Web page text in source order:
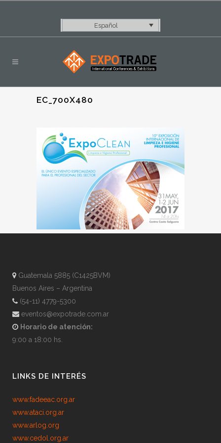
Español
EC_700X480
Guatemala 5885 (C1425BVM)
Buenos Aires – Argentina
(54-11) 4779-5300
eventos@expotrade.com.ar
Horario de atención:
9:00 a 18:00 hs.
LINKS DE INTERÉS
www.fadeeac.org.ar
www.ataci.org.ar
www.arlog.org
www.cedol.org.ar